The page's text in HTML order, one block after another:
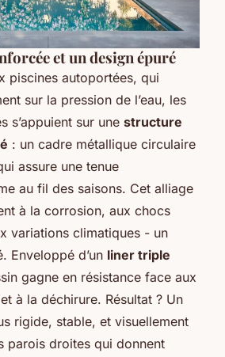
et un design épuré
piscines autoportées, qui
sur la pression de l’eau, les
s’appuient sur une structure
: un cadre métallique circulaire
assure une tenue
au fil des saisons. Cet alliage
à la corrosion, aux chocs
variations climatiques - un
Enveloppé d’un liner triple
gagne en résistance face aux
à la déchirure. Résultat ? Un
rigide, stable, et visuellement
parois droites qui donnent